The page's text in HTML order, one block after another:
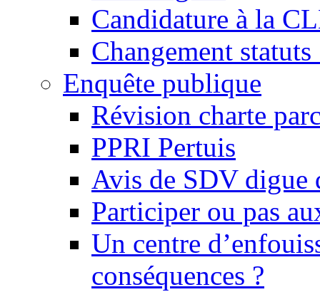
Candidature à la
Changement
Enquête publique
Révision charte
PPRI Pertuis
Avis de SDV digue
Participer ou pas
Un centre
conséquences ?